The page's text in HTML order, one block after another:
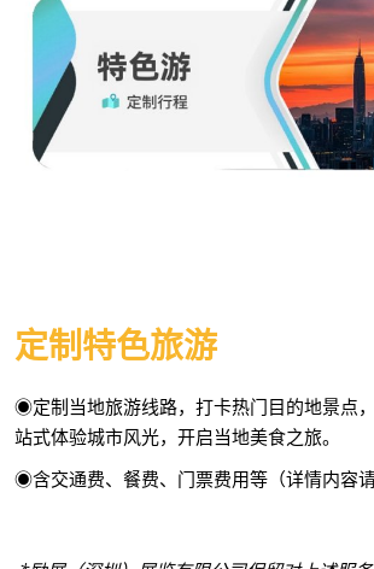
定制特色旅游
◉定制当地旅游线路，打卡热门目的地景点
站式体验城市风光，开启当地美食之旅。
◉含交通费、餐费、门票费用等（详情内容请